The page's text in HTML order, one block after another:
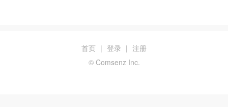
首页 | 登录 | 注册
© Comsenz Inc.